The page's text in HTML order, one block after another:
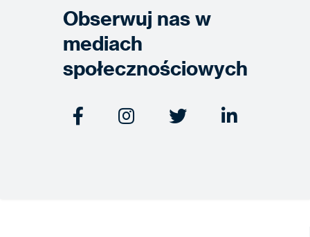
Obserwuj nas w
mediach
społecznościowych
   